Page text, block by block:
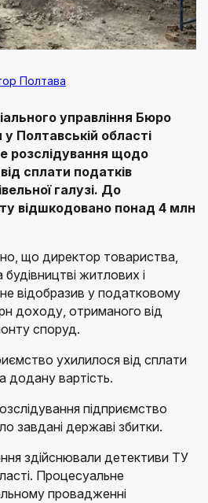
Полтава
управління Бюро
у Полтавській області
розслідування щодо
сплати податків
галузі. До
відшкодовано понад 4 млн
що директор товариства,
будівництві житлових і
відобразив у податковому
доходу, отриманого від
споруд.
ухилилося від сплати
додану вартість.
підприємство
завдані державі збитки.
здійснювали детективи ТУ
Процесуальне
провадженні